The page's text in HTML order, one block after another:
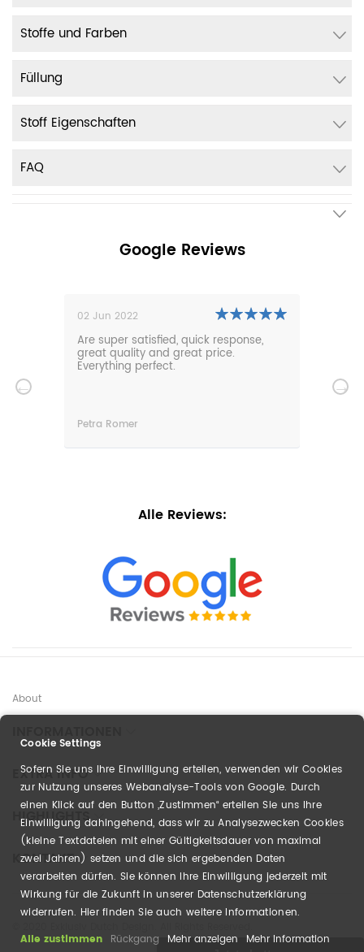
Stoffe und Farben
Füllung
Stoff Eigenschaften
FAQ
Google Reviews
02 Jun 2022
Are super satisfied, quick response,
great quality and great price.
Everything perfect.
Petra Romer
Alle Reviews:
About
EXTRA INFO
HIGHLIGHTS
KONTAKT
Cookie Settings
Sofern Sie uns Ihre Einwilligung erteilen, verwenden wir Cookies
zur Nutzung unseres Webanalyse-Tools von Google. Durch
einen Klick auf den Button „Zustimmen“ erteilen Sie uns Ihre
Einwilligung dahingehend, dass wir zu Analysezwecken Cookies
(kleine Textdateien mit einer Gültigkeitsdauer von maximal
zwei Jahren) setzen und die sich ergebenden Daten
verarbeiten dürfen. Sie können Ihre Einwilligung jederzeit mit
Wirkung für die Zukunft in unserer Datenschutzerklärung
widerrufen. Hier finden Sie auch weitere Informationen.
Alle zustimmen Rückgang Mehr anzeigen Mehr Information